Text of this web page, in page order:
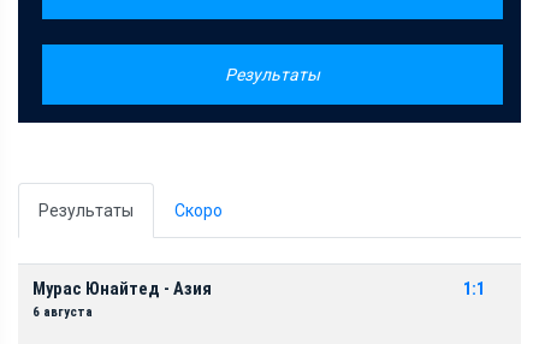
Результаты
Результаты Скоро
Мурас Юнайтед - Азия
6 августа
1:1